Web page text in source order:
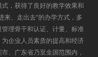
，获得了良好的教学效果和
来、走出去”的办学方式，多
理骨干和认证、计量、标准
企业人员素质的提高和经济
、广东省乃至全国范围内，